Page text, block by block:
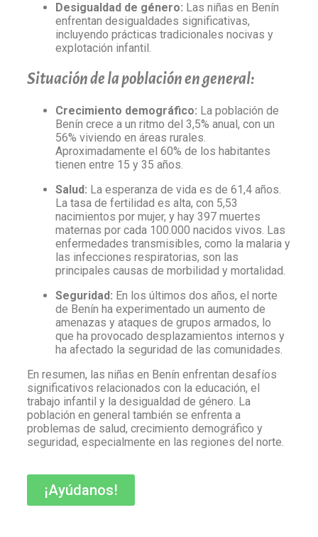
Desigualdad de género: Las niñas en Benín
enfrentan desigualdades significativas,
incluyendo prácticas tradicionales nocivas y
explotación infantil.
Situación de la población en general:
Crecimiento demográfico: La población de
Benín crece a un ritmo del 3,5% anual, con un
56% viviendo en áreas rurales.
Aproximadamente el 60% de los habitantes
tienen entre 15 y 35 años.
Salud: La esperanza de vida es de 61,4 años.
La tasa de fertilidad es alta, con 5,53
nacimientos por mujer, y hay 397 muertes
maternas por cada 100.000 nacidos vivos. Las
enfermedades transmisibles, como la malaria y
las infecciones respiratorias, son las
principales causas de morbilidad y mortalidad.
Seguridad: En los últimos dos años, el norte
de Benín ha experimentado un aumento de
amenazas y ataques de grupos armados, lo
que ha provocado desplazamientos internos y
ha afectado la seguridad de las comunidades.
En resumen, las niñas en Benín enfrentan desafíos
significativos relacionados con la educación, el
trabajo infantil y la desigualdad de género. La
población en general también se enfrenta a
problemas de salud, crecimiento demográfico y
seguridad, especialmente en las regiones del norte.
¡Ayúdanos!